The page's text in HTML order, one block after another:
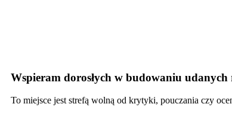
Wspieram dorosłych w budowaniu udanych
To miejsce jest strefą wolną od krytyki, pouczania czy